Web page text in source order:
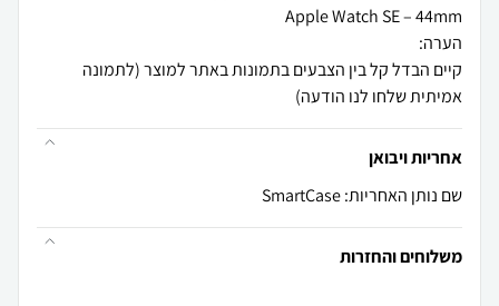
קיים הבדל קל בין הצבעים בתמונות באתר למוצר (לתמונה
אמיתית שלחו לנו הודעה)
אחריות ויבואן
שם נותן האחריות: SmartCase
משלוחים והחזרות